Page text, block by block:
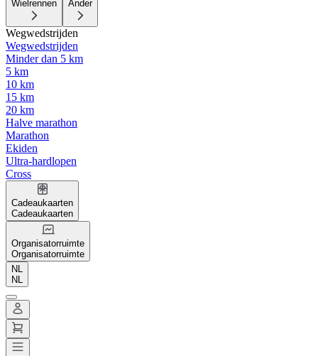
Wielrennen Ander
Wegwedstrijden
Wegwedstrijden
Minder dan 5 km
5 km
10 km
15 km
20 km
Halve marathon
Marathon
Ekiden
Ultra-hardlopen
Cross
Cadeaukaarten
Cadeaukaarten
Organisatorruimte
Organisatorruimte
NL
NL